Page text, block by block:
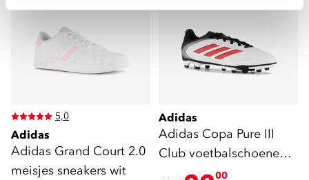
5,0
Adidas
Adidas Grand Court 2.0
meisjes sneakers wit
Adidas
Adidas Copa Pure III
Club voetbalschoenen
00